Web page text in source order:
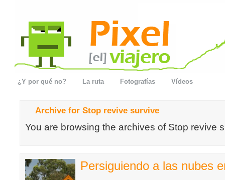
¿Y por qué no? La ruta Fotografías Vídeos
Archive for Stop revive survive
You are browsing the archives of Stop revive
Persiguiendo a las nubes